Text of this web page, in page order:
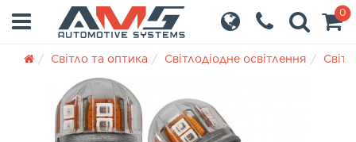
0
Світло та оптика Світлодіодне освітлення